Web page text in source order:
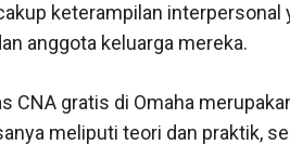
keterampilan
anggota keluarga mereka.
CNA gratis di Omaha
meliputi teori dan praktik,